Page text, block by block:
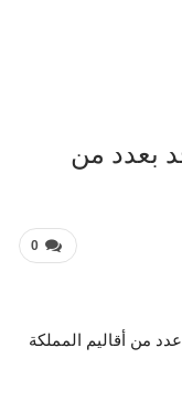
بعدد من
0
عدد من أقاليم المملكة